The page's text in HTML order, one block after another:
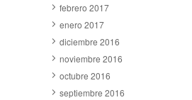
febrero 2017
enero 2017
diciembre 2016
noviembre 2016
octubre 2016
septiembre 2016